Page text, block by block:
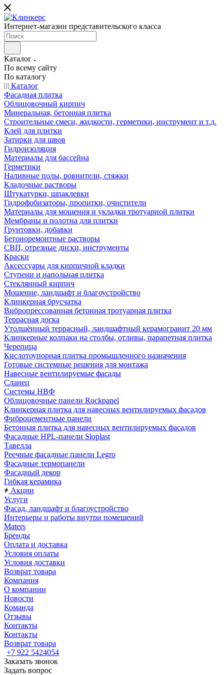
Интернет-магазин представительского класса
Каталог
По всему сайту
По каталогу
Каталог
Фасадная плитка
Облицовочный кирпич
Минеральная, бетонная плитка
Строительные смеси, жидкости, герметики, инструмент и т.д.
Клей для плитки
Затирки для швов
Гидроизоляция
Материалы для бассейна
Герметики
Наливные полы, ровнители, стяжки
Кладочные растворы
Штукатурки, шпаклевки
Гидрофобизаторы, пропитки, очистители
Материалы для мощения и укладки тротуарной плитки
Мембраны и полотна для плитки
Грунтовки, добавки
Бетоноремонтные растворы
СВП, отрезные диски, инструменты
Краски
Аксессуары для кирпичной кладки
Ступени и напольная плитка
Cтеклянный кирпич
Мощение, ландшафт и благоустройство
Клинкерная брусчатка
Вибропрессованная бетонная тротуарная плитка
Террасная доска
Утолщённый террасный, ландшафтный керамогранит 20 мм
Клинкерные колпаки на столбы, отливы, парапетная плитка
Черепица
Кислотоупорная плитка промышленного назначения
Готовые системные решения для монтажа
Навесные вентилируемые фасады
Сланец
Системы НВФ
Облицовочные панели Rockpanel
Клинкерная плитка для навесных вентилируемых фасадов
Фиброцементные панели
Бетонная плитка для навесных вентилируемых фасадов
Фасадные HPL-панели Sloplast
Тавелла
Реечные фасадные панели Legro
Фасадные термопанели
Фасадный декор
Гибкая керамика
Акции
Услуги
Фасад, ландшафт и благоустройство
Интерьеры и работы внутри помещений
Maters
Бренды
Оплата и доставка
Условия оплаты
Условия доставки
Возврат товара
Компания
О компании
Новости
Команда
Отзывы
Контакты
Контакты
Возврат товара
+7 922 5424054
Заказать звонок
Задать вопрос